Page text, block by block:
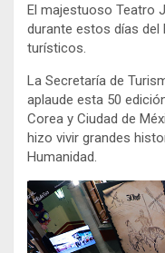
El majestuoso Teatro
durante estos días
turísticos.
La Secretaría de
aplaude esta 50
Corea y Ciudad de
hizo vivir grandes
Humanidad.